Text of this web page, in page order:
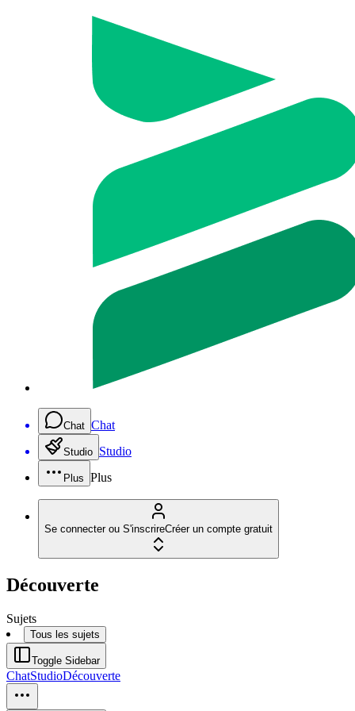
Chat Chat
Studio Studio
Plus Plus
Se connecter ou S'inscrireCréer un compte gratuit
Découverte
Sujets
Tous les sujets
Toggle Sidebar
ChatStudioDécouverte